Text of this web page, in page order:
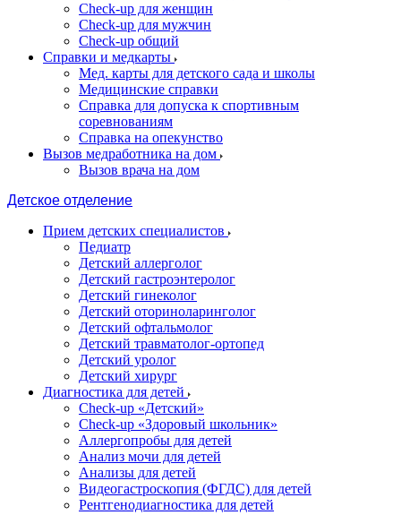
Check-up для женщин
Check-up для мужчин
Check-up общий
Справки и медкарты
Мед. карты для детского сада и школы
Медицинские справки
Справка для допуска к спортивным
соревнованиям
Справка на опекунство
Вызов медработника на дом
Вызов врача на дом
Детское отделение
Прием детских специалистов
Педиатр
Детский аллерголог
Детский гастроэнтеролог
Детский гинеколог
Детский оториноларинголог
Детский офтальмолог
Детский травматолог-ортопед
Детский уролог
Детский хирург
Диагностика для детей
Check-up «Детский»
Check-up «Здоровый школьник»
Аллергопробы для детей
Анализ мочи для детей
Анализы для детей
Видеогастроскопия (ФГДС) для детей
Рентгенодиагностика для детей